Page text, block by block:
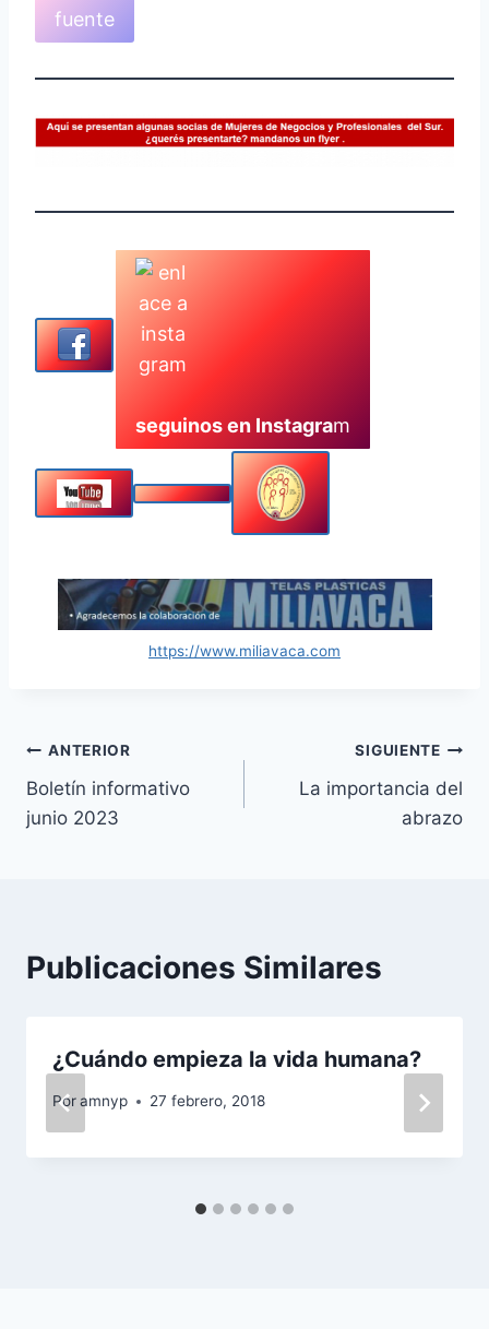
fuente
seguinos en Instagram
https://www.miliavaca.com
Navegación
de
ANTERIOR
Boletín informativo
junio 2023
SIGUIENTE
La importancia del
abrazo
Publicaciones Similares
¿Cuándo empieza la vida humana?
Poramnyp 27 febrero, 2018